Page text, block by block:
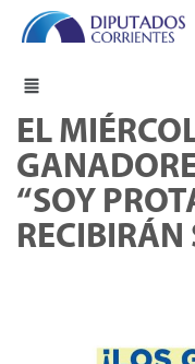
EL
“SOY
RECIBIRÁN